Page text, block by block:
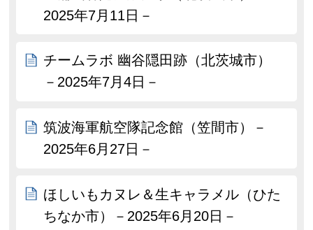
2025年7月11日－
チームラボ 幽谷隠田跡（北茨城市）
－2025年7月4日－
筑波海軍航空隊記念館（笠間市）－
2025年6月27日－
ほしいもカヌレ＆生キャラメル（ひた
ちなか市）－2025年6月20日－